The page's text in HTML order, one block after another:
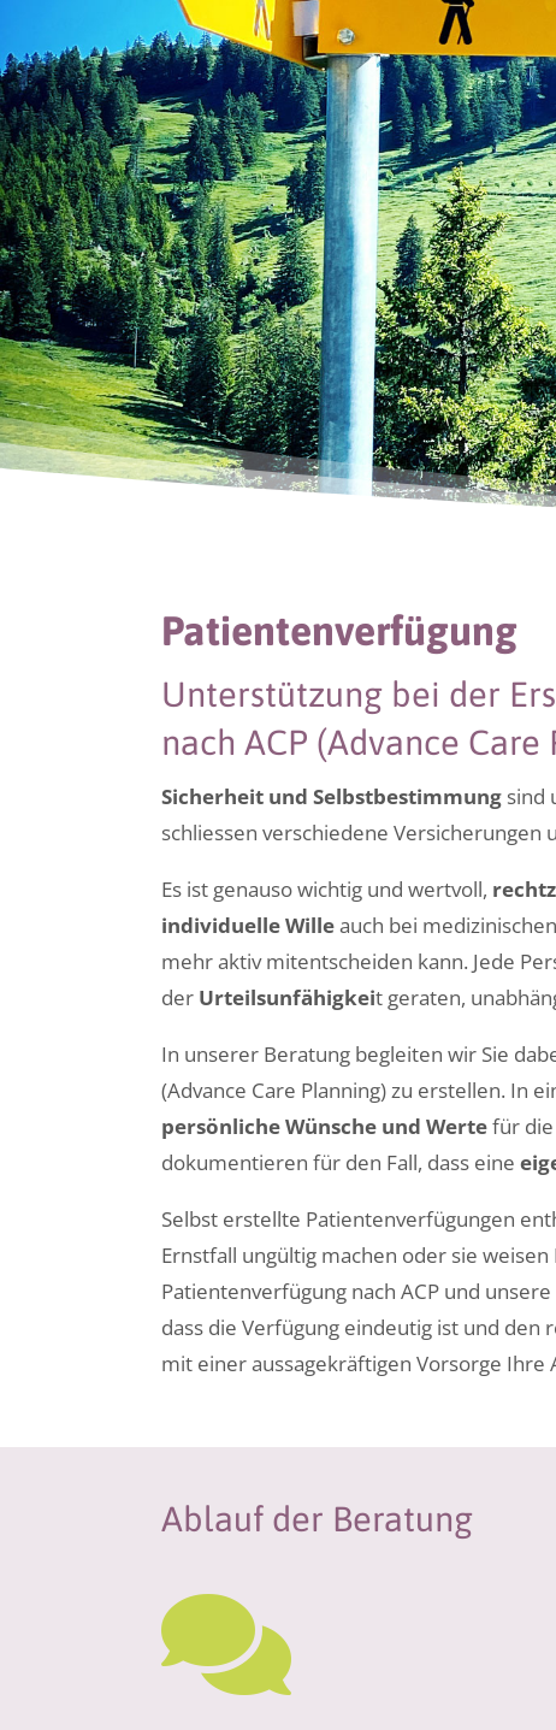
Patientenverfügung
Unterstützung bei der
nach ACP (Advance Care
Sicherheit und Selbstbestimmung sind
schliessen verschiedene Versicherungen
Es ist genauso wichtig und wertvoll,
individuelle Willeauch bei
mehr aktiv mitentscheiden kann. Jede
der Urteilsunfähigkeit geraten,
In unserer Beratung begleiten wir Sie
(Advance Care Planning) zu erstellen. In
persönliche Wünsche und Wertefür
dokumentieren für den Fall, dass eine
Selbst erstellte Patientenverfügungen
Ernstfall ungültig machen oder sie
Patientenverfügung nach ACP und
dass die Verfügung eindeutig ist und den
mit einer aussagekräftigen Vorsorge Ihre
Ablauf der Beratung
